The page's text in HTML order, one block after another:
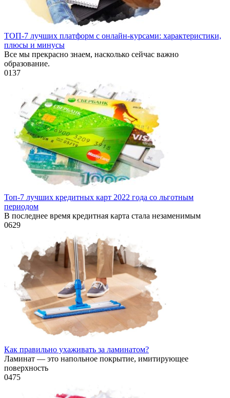
ТОП-7 лучших платформ с онлайн-курсами: характеристики,
плюсы и минусы
Все мы прекрасно знаем, насколько сейчас важно
образование.
0137
Топ-7 лучших кредитных карт 2022 года со льготным
периодом
В последнее время кредитная карта стала незаменимым
0629
Как правильно ухаживать за ламинатом?
Ламинат — это напольное покрытие, имитирующее
поверхность
0475